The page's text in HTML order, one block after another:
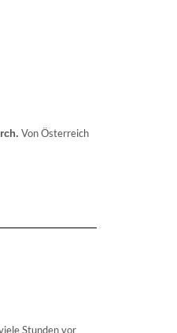
Von Österreich
Stunden vor